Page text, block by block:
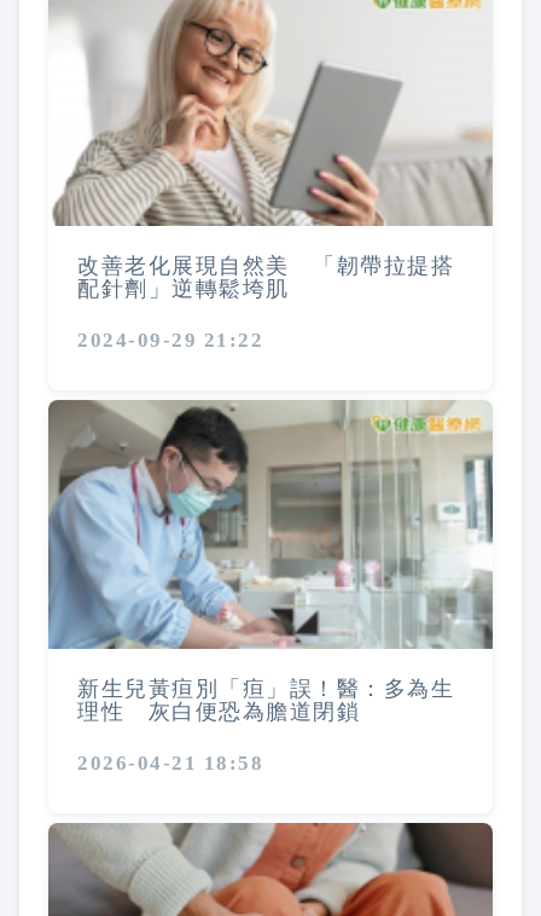
改善老化展現自然美 「韌帶拉提搭
配針劑」逆轉鬆垮肌
2024-09-29 21:22
新生兒黃疸別「疸」誤！醫：多為生
理性 灰白便恐為膽道閉鎖
2026-04-21 18:58